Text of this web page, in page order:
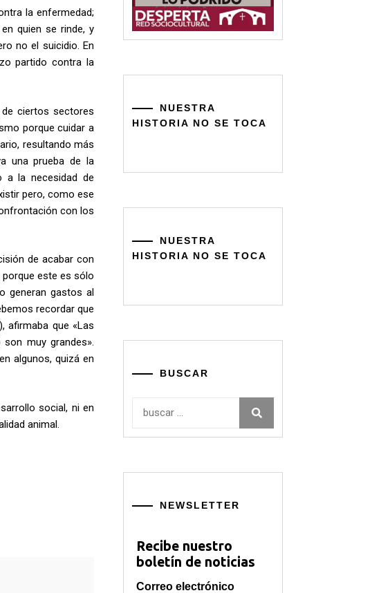
la enfermedad;
quien se rinde, y
no el suicidio. En
partido contra la
ciertos sectores
porque cuidar a
resultando más
una prueba de la
a la necesidad de
pero, como ese
con los
de acabar con
este es sólo
generan gastos al
recordar que
afirmaba que «Las
muy grandes».
algunos, quizá en
social, ni en
animal.
NUESTRA
HISTORIA NO SE TOCA
NUESTRA
HISTORIA NO SE TOCA
BUSCAR
NEWSLETTER
Recibe nuestro
boletín de noticias
Correo electrónico